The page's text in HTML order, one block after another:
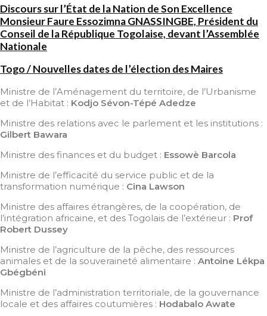
Discours sur l’État de la Nation de Son Excellence
Monsieur Faure Essozimna GNASSINGBE, Président du
Conseil de la République Togolaise, devant l’Assemblée
Nationale
Togo / Nouvelles dates de l’élection des Maires
Ministre de l’Aménagement du territoire, de l’Urbanisme
et de l’Habitat : Kodjo Sévon-Tépé Adedze
Ministre des relations avec le parlement et les institutions :
Gilbert Bawara
Ministre des finances et du budget : Essowè Barcola
Ministre de l’efficacité du service public et de la
transformation numérique : Cina Lawson
Ministre des affaires étrangères, de la coopération, de
l’intégration africaine, et des Togolais de l’extérieur : Prof
Robert Dussey
Ministre de l’agriculture de la pêche, des ressources
animales et de la souveraineté alimentaire : Antoine Lékpa
Gbégbéni
Ministre de l’administration territoriale, de la gouvernance
locale et des affaires coutumières : Hodabalo Awate